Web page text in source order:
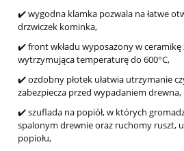
✔️ wygodna klamka pozwala na łatwe
drzwiczek kominka,
✔️ front wkładu wyposażony w
wytrzymująca temperaturę do 600°C,
✔️ ozdobny płotek ułatwia utrzymanie
zabezpiecza przed wypadaniem drewna,
✔️ szuflada na popiół, w których
spalonym drewnie oraz ruchomy ruszt,
popiołu,